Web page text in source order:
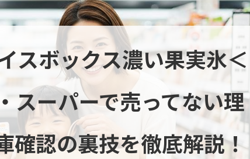
スボックス濃い果実氷＜
スーパーで売ってない理
確認の裏技を徹底解説！